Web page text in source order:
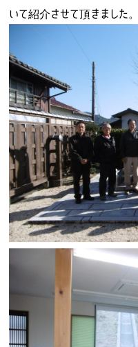
いて紹介させて頂きました。